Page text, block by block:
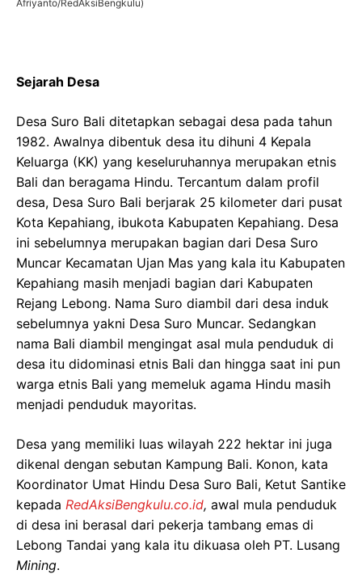
Afriyanto/RedAksiBengkulu)
Sejarah Desa
Desa Suro Bali ditetapkan sebagai desa pada tahun
1982. Awalnya dibentuk desa itu dihuni 4 Kepala
Keluarga (KK) yang keseluruhannya merupakan etnis
Bali dan beragama Hindu. Tercantum dalam profil
desa, Desa Suro Bali berjarak 25 kilometer dari pusat
Kota Kepahiang, ibukota Kabupaten Kepahiang. Desa
ini sebelumnya merupakan bagian dari Desa Suro
Muncar Kecamatan Ujan Mas yang kala itu Kabupaten
Kepahiang masih menjadi bagian dari Kabupaten
Rejang Lebong. Nama Suro diambil dari desa induk
sebelumnya yakni Desa Suro Muncar. Sedangkan
nama Bali diambil mengingat asal mula penduduk di
desa itu didominasi etnis Bali dan hingga saat ini pun
warga etnis Bali yang memeluk agama Hindu masih
menjadi penduduk mayoritas.
Desa yang memiliki luas wilayah 222 hektar ini juga
dikenal dengan sebutan Kampung Bali. Konon, kata
Koordinator Umat Hindu Desa Suro Bali, Ketut Santike
kepada RedAksiBengkulu.co.id, awal mula penduduk
di desa ini berasal dari pekerja tambang emas di
Lebong Tandai yang kala itu dikuasa oleh PT. Lusang
Mining.